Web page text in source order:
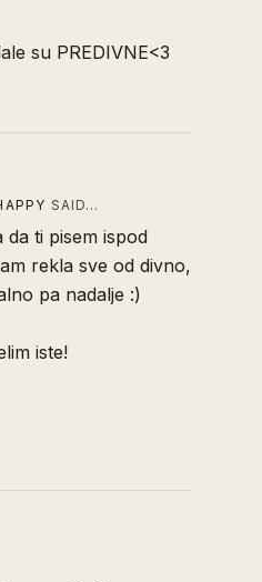
su PREDIVNE<3
SAID…
ti pisem ispod
rekla sve od divno,
pa nadalje :)
iste!